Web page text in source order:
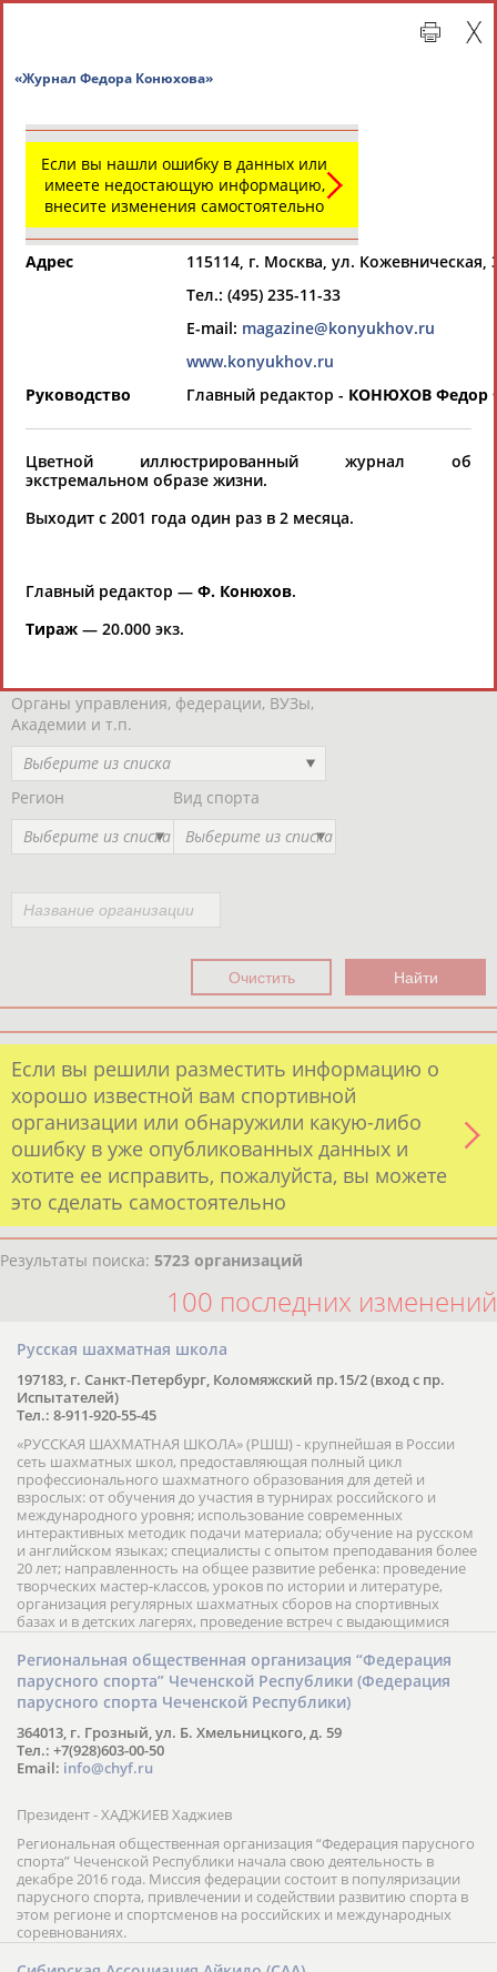
Региональные спортивные организации
СВОДНЫЕ ИНДЕКСЫ
РЕСУРСНАЯ ПЛОЩАДКА
Региональные спортивные организации
Выберите другой тип организаций
Органы управления, федерации, ВУЗы,
Академии и т.п.
Выберите из списка
Регион
Выберите из списка
Вид спорта
Выберите из списка
Если вы решили разместить информацию о
хорошо известной вам спортивной
организации или обнаружили какую-либо
ошибку в уже опубликованных данных и
хотите ее исправить, пожалуйста, вы можете
это сделать самостоятельно
Результаты поиска: 5723 организаций
100 последних изменений
Русская шахматная школа
197183, г. Санкт-Петербург, Коломяжский пр.15/2 (вход с пр.
Испытателей)
Тел.: 8-911-920-55-45
«РУССКАЯ ШАХМАТНАЯ ШКОЛА» (РШШ) - крупнейшая в России
сеть шахматных школ, предоставляющая полный цикл
профессионального шахматного образования для детей и
взрослых: от обучения до участия в турнирах российского и
международного уровня; использование современных
интерактивных методик подачи материала; обучение на русском
и английском языках; специалисты с опытом преподавания более
20 лет; направленность на общее развитие ребенка: проведение
творческих мастер-классов, уроков по истории и литературе,
организация регулярных шахматных сборов на спортивных
базах и в детских лагерях, проведение встреч с выдающимися
шахматистами; корпоративное обучение; онлайн обучение в
форме вебинаров и индивидуальных занятий, круглые столы
российских и международных тренеров, организация фестивалей;
онлайн трансляция мероприятий и турниров.
Региональная общественная организация “Федерация
парусного спорта” Чеченской Республики (Федерация
парусного спорта Чеченской Республики)
364013, г. Грозный, ул. Б. Хмельницкого, д. 59
Тел.: +7(928)603-00-50
Email: info@chyf.ru
Президент - ХАДЖИЕВ Хаджиев
Региональная общественная организация “Федерация парусного
спорта” Чеченской Республики начала свою деятельность в
декабре 2016 года. Миссия федерации состоит в популяризации
парусного спорта, привлечении и содействии развитию спорта в
этом регионе и спортсменов на российских и международных
соревнованиях.
Если вы нашли ошибку в данных или
имеете недостающую информацию,
внесите изменения самостоятельно
Адрес
115114, г. Москва, ул. Кожевническая,
Тел.: (495) 235-11-33
E-mail: magazine@konyukhov.ru
www.konyukhov.ru
Руководство
Главный редактор - КОНЮХОВ Федор
Цветной иллюстрированный журнал об
экстремальном образе жизни.
Выходит с 2001 года один раз в 2 месяца.
Главный редактор — Ф. Конюхов.
Тираж — 20.000 экз.